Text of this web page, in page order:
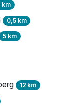
km
0,5 km
5 km
12 km